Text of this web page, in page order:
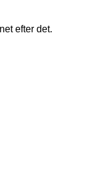
efter det.